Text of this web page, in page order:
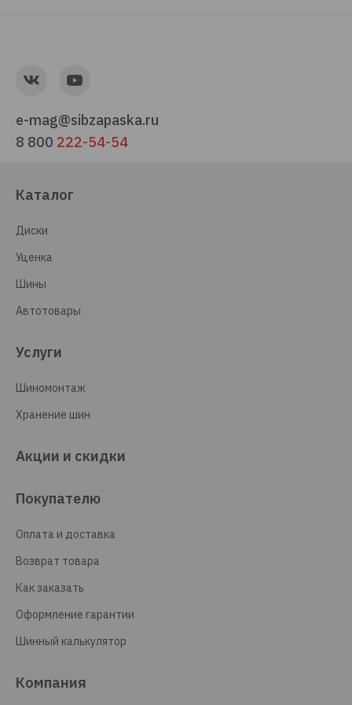
e-mag@sibzapaska.ru
8 800 222-54-54
Каталог
Диски
Уценка
Шины
Автотовары
Услуги
Шиномонтаж
Хранение шин
Акции и скидки
Покупателю
Оплата и доставка
Возврат товара
Как заказать
Оформление гарантии
Шинный калькулятор
Компания